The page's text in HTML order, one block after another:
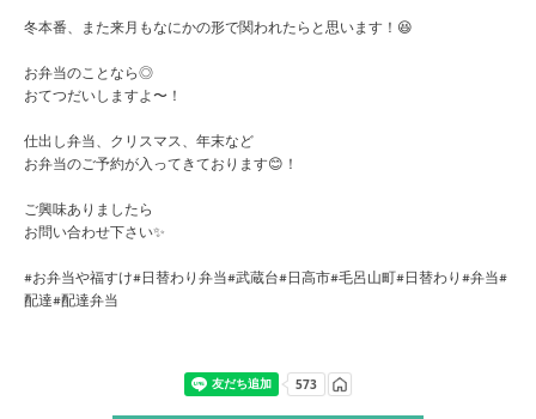
冬本番、また来月もなにかの形で関われたらと思います！😆
お弁当のことなら◎
おてつだいしますよ〜！
仕出し弁当、クリスマス、年末など
お弁当のご予約が入ってきております😊！
ご興味ありましたら
お問い合わせ下さい✨
#お弁当や福すけ#日替わり弁当#武蔵台#日高市#毛呂山町#日替わり#弁当#
配達#配達弁当